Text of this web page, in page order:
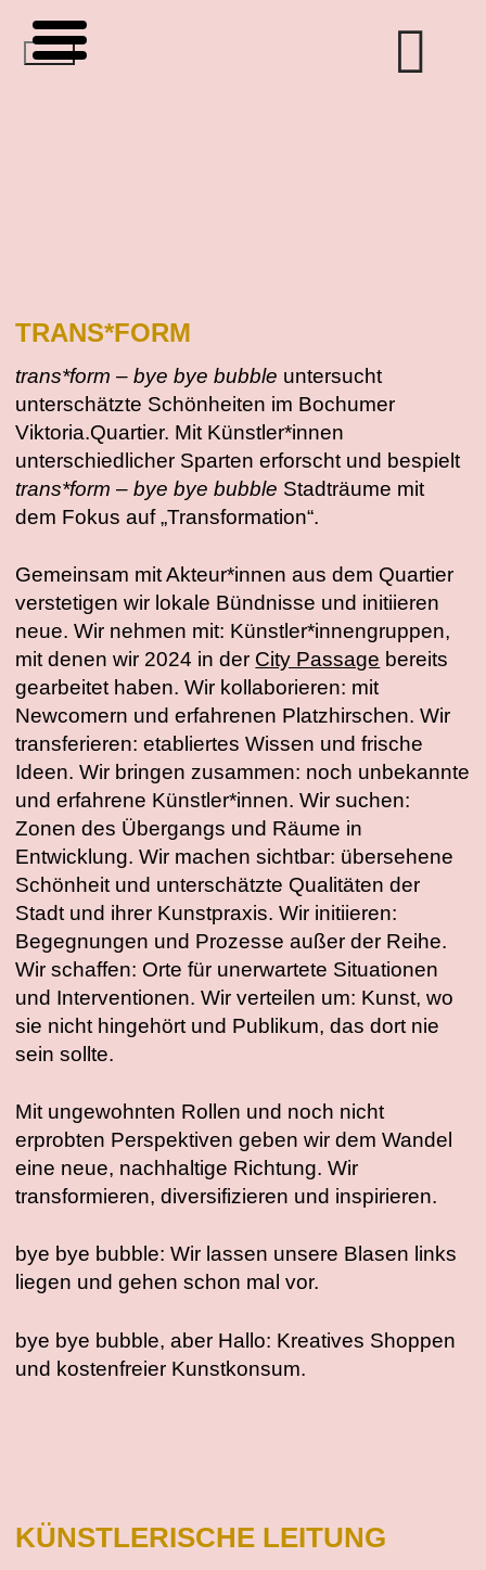
Inhalt
springen
TRANS*FORM
trans*form – bye bye bubble untersucht
unterschätzte Schönheiten im Bochumer
Viktoria.Quartier. Mit Künstler*innen
unterschiedlicher Sparten erforscht und bespielt
trans*form – bye bye bubble Stadträume mit
dem Fokus auf „Transformation“.
Gemeinsam mit Akteur*innen aus dem Quartier
verstetigen wir lokale Bündnisse und initiieren
neue. Wir nehmen mit: Künstler*innengruppen,
mit denen wir 2024 in der City Passage bereits
gearbeitet haben. Wir kollaborieren: mit
Newcomern und erfahrenen Platzhirschen. Wir
transferieren: etabliertes Wissen und frische
Ideen. Wir bringen zusammen: noch unbekannte
und erfahrene Künstler*innen. Wir suchen:
Zonen des Übergangs und Räume in
Entwicklung. Wir machen sichtbar: übersehene
Schönheit und unterschätzte Qualitäten der
Stadt und ihrer Kunstpraxis. Wir initiieren:
Begegnungen und Prozesse außer der Reihe.
Wir schaffen: Orte für unerwartete Situationen
und Interventionen. Wir verteilen um: Kunst, wo
sie nicht hingehört und Publikum, das dort nie
sein sollte.
Mit ungewohnten Rollen und noch nicht
erprobten Perspektiven geben wir dem Wandel
eine neue, nachhaltige Richtung. Wir
transformieren, diversifizieren und inspirieren.
bye bye bubble: Wir lassen unsere Blasen links
liegen und gehen schon mal vor.
bye bye bubble, aber Hallo: Kreatives Shoppen
und kostenfreier Kunstkonsum.
KÜNSTLERISCHE LEITUNG